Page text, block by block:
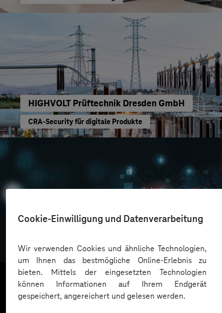
Cookie-Einwilligung und Datenverarbeitung
Wir verwenden Cookies und ähnliche Technologien,
um Ihnen das bestmögliche Online-Erlebnis zu
bieten. Mittels der eingesetzten Technologien
können Informationen auf Ihrem Endgerät
gespeichert, angereichert und gelesen werden.
HIGHVOLT Prüftechnik Dresden GmbH
CRA-Security für digitale Produkte
Sichere Cloud Transformation
Mehr laden